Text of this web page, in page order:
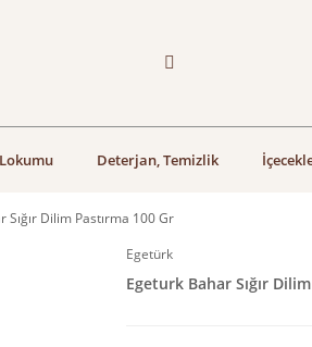
Deterjan, Temizlik
Sığır Dilim Pastırma 100 Gr
Egetürk
Egeturk Bahar Sığır